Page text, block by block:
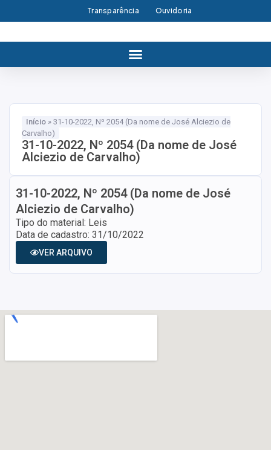
Transparência Ouvidoria
Início » 31-10-2022, Nº 2054 (Da nome de José Alciezio de
Carvalho)
31-10-2022, Nº 2054 (Da nome de José
Alciezio de Carvalho)
31-10-2022, Nº 2054 (Da nome de José
Alciezio de Carvalho)
Tipo do material: Leis
Data de cadastro: 31/10/2022
VER ARQUIVO